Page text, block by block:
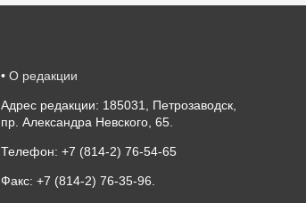
• О редакции
Адрес редакции: 185031, Петрозаводск,
пр. Александра Невского, 65.
Телефон: +7 (814-2) 76-54-65
Факс: +7 (814-2) 76-35-96.